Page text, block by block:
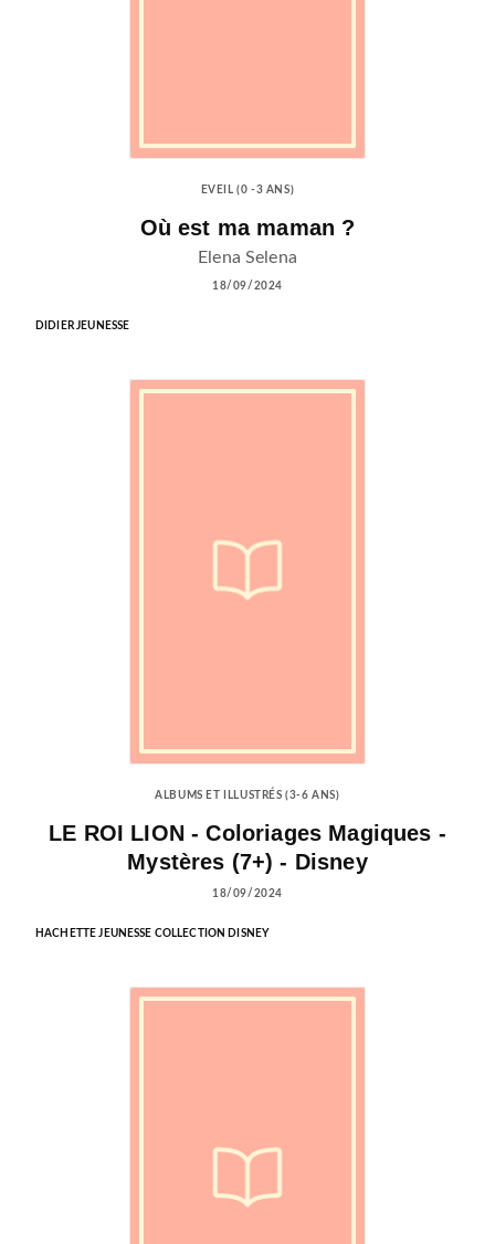
EVEIL (0 -3 ANS)
Où est ma maman ?
Elena Selena
18/09/2024
DIDIER JEUNESSE
ALBUMS ET ILLUSTRÉS (3-6 ANS)
LE ROI LION - Coloriages Magiques -
Mystères (7+) - Disney
18/09/2024
HACHETTE JEUNESSE COLLECTION DISNEY